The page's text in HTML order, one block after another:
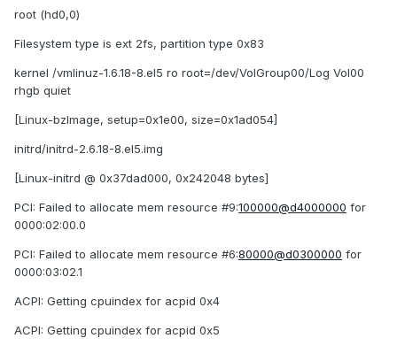
root (hd0,0)
Filesystem type is ext 2fs, partition type 0x83
kernel /vmlinuz-1.6.18-8.el5 ro root=/dev/VolGroup00/Log Vol00
rhgb quiet
[Linux-bzImage, setup=0x1e00, size=0x1ad054]
initrd/initrd-2.6.18-8.el5.img
[Linux-initrd @ 0x37dad000, 0x242048 bytes]
PCI: Failed to allocate mem resource #9:100000@d4000000 for
0000:02:00.0
PCI: Failed to allocate mem resource #6:80000@d0300000 for
0000:03:02.1
ACPI: Getting cpuindex for acpid 0x4
ACPI: Getting cpuindex for acpid 0x5